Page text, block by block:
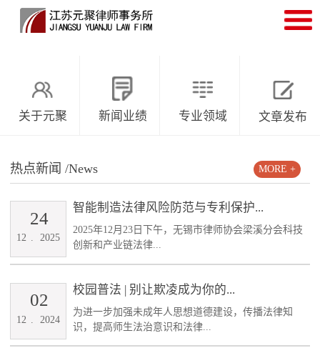
关于元聚 新闻业绩 专业领域 文章发布
热点新闻 /News
智能制造法律风险防范与专利保护...
2025年12月23日下午，无锡市律师协会梁溪分会科技
创新和产业链法律...
12 . 2025
24
校园普法 | 别让欺凌成为你的...
为进一步加强未成年人思想道德建设，传播法律知
识，提高师生法治意识和法律...
12 2024
02
MORE +